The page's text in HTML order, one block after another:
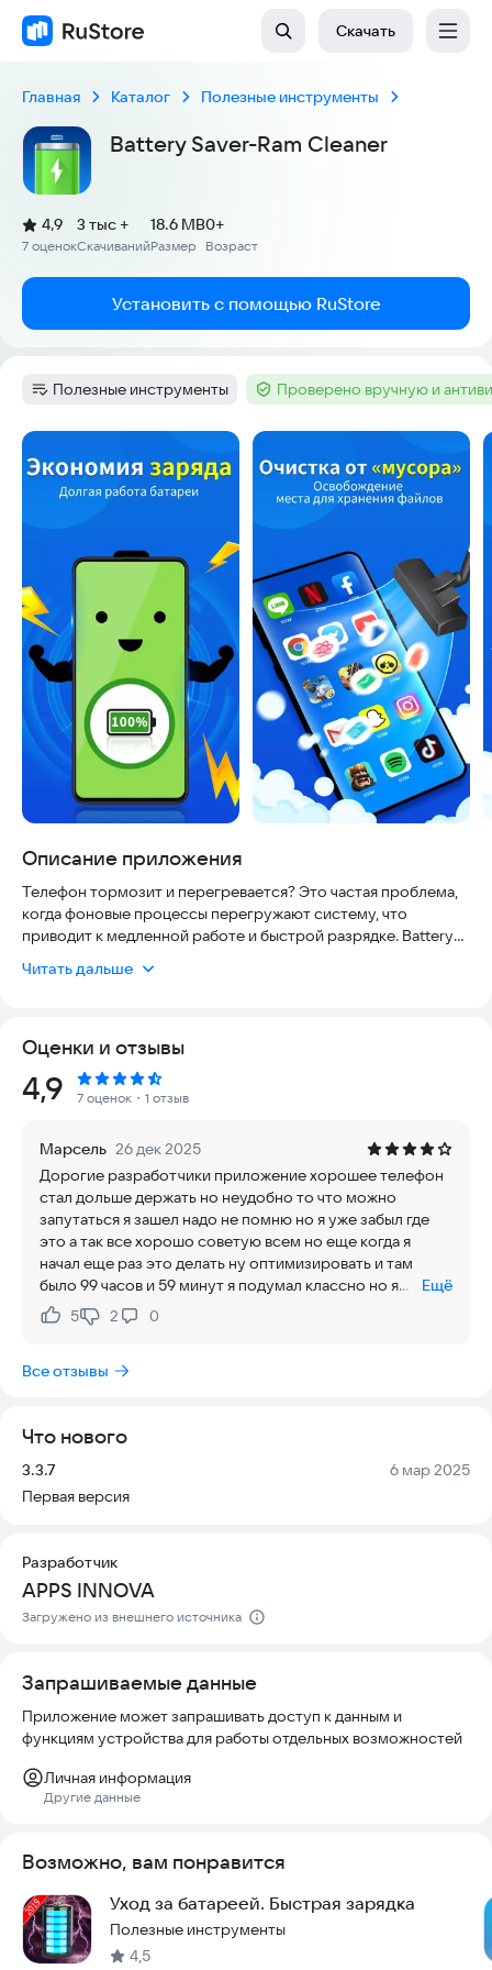
Скачать
Главная Каталог Полезные инструменты
Battery Saver-Ram Cleaner
Рейтинг:
4,9
(
7 оценок
)
Скачиваний
3 тыс +
Размер
18.6 MB
Возраст
0+
Установить с помощью RuStore
Категория:
Полезные инструменты Тег :Проверено вручную и
Скриншоты
Описание приложения
Телефон тормозит и перегревается? Это частая проблема,
когда фоновые процессы перегружают систему, что
приводит к медленной работе и быстрой разрядке. Battery
продлевая жизнь батареи, чтобы вы могли пользоваться
версиях Android, обеспечивая стабильность и удобство
использования.
★Основные функции
🔋Продлите работу от батареи
Battery Saver предлагает несколько режимов для
управления энергопотреблением, что значительно
увеличивает время автономной работы.
Оптимизация: Простые шаги для продления срока службы
аккумулятора.
их устранение.
(Сбалансированный, Спящий, Режим ожидания).
Автоматическая оптимизация: Регулярная очистка мусора и
охлаждение процессора с подробными отчетами.
Не хватает места? Приложение удаляет ненужные файлы
одним нажатием, освобождая пространство для важных
🚀Ускорьте работу устройства
Низкая частота кадров и медленная работа? Battery Saver
ускоряет устройство, освобождает память и повышает
общую производительность.
Батарея садится незаметно? Приложение анализирует
показывая остаток заряда и состояние аккумулятора.
Анализ батареи: Сбор данных об износе и циклах зарядки с
Читать дальше
Оценки и отзывы
Рейтинг:
4,9 7 оценок ・1 отзыв
Марсель 26 дек 2025
Дорогие разработчики приложение хорошее телефон
стал дольше держать но неудобно то что можно
запутаться я зашел надо не помню но я уже забыл где
это а так все хорошо советую всем но еще когда я
начал еще раз это делать ну оптимизировать и там
было 99 часов и 59 минут я подумал классно но я
перезагел и там было 24 часа 59 минут а вообще мой
телефон должен держать 47 часов и 59 минут я все
хорошо всем советую
Ещё
Нравится:
5Не нравится:
2 0
Все отзывы
Что нового
Версия:
3.3.7 Дата:
6 мар 2025
Первая версия
Разработчик
APPS INNOVA
Загружено из внешнего источника
Запрашиваемые данные
Приложение может запрашивать доступ к данным и
функциям устройства для работы отдельных возможностей
Личная информация
Другие данные
Возможно, вам понравится
Уход за батареей. Быстрая зарядка
Полезные инструменты
4,5